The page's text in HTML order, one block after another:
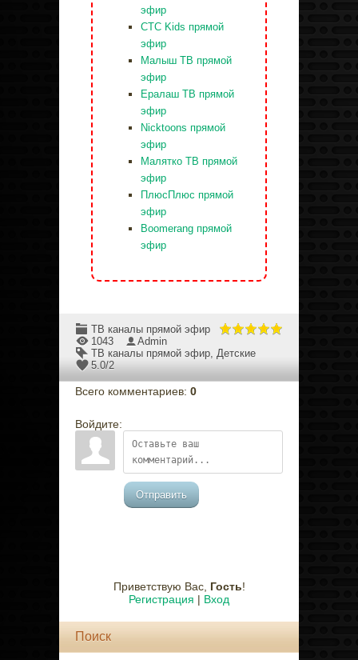
эфир
СТС Kids прямой
эфир
Малыш ТВ прямой
эфир
Ералаш ТВ прямой
эфир
Nicktoons прямой
эфир
Малятко ТВ прямой
эфир
ПлюсПлюс прямой
эфир
Boomerang прямой
эфир
ТВ каналы прямой эфир
1043
Admin
ТВ каналы прямой эфир, Детские
5.0/2
Всего комментариев: 0
Войдите:
Отправить
Приветствую Вас, Гость!
Регистрация | Вход
Поиск